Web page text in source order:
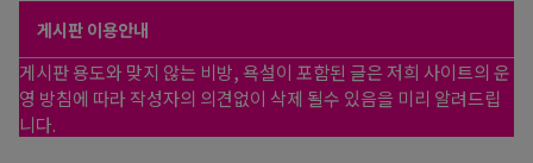
게시판 이용안내
게시판 용도와 맞지 않는 비방, 욕설이 포함된 글은 저희 사이트의 운
영 방침에 따라 작성자의 의견없이 삭제 될수 있음을 미리 알려드립
니다.